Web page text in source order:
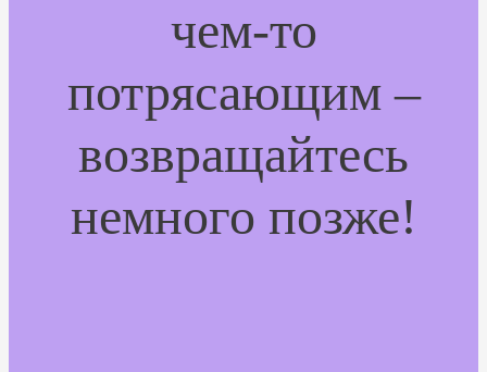
чем-то
потрясающим –
возвращайтесь
немного позже!